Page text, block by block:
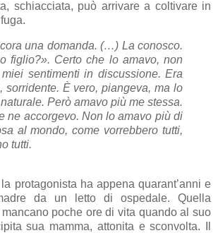
schiacciata, può arrivare a coltivare in
una domanda. (…) La conosco.
figlio?». Certo che lo amavo, non
sentimenti in discussione. Era
sorridente. È vero, piangeva, ma lo
Però amavo più me stessa.
ne accorgevo. Non lo amavo più di
al mondo, come vorrebbero tutti,
tutti.
protagonista ha appena quarant’anni e
da un letto di ospedale. Quella
poche ore di vita quando al suo
sua mamma, attonita e sconvolta. Il